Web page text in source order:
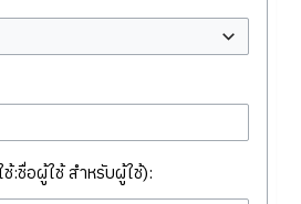
:ชื่อผู้ใช้ สำหรับผู้ใช้):